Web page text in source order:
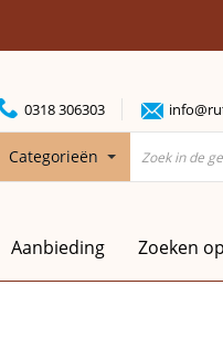
0318 306303
Categorieën
Aanbieding Zoeken